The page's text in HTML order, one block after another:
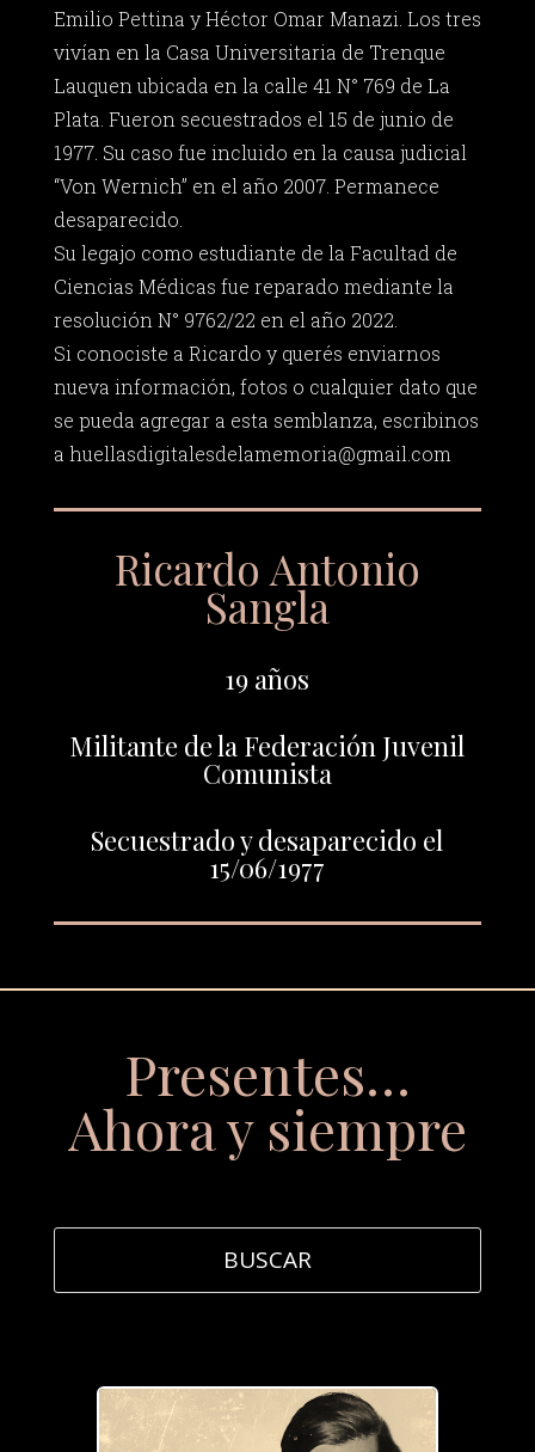
Emilio Pettina y Héctor Omar Manazi. Los tres
vivían en la Casa Universitaria de Trenque
Lauquen ubicada en la calle 41 N° 769 de La
Plata. Fueron secuestrados el 15 de junio de
1977. Su caso fue incluido en la causa judicial
“Von Wernich” en el año 2007. Permanece
desaparecido.
Su legajo como estudiante de la Facultad de
Ciencias Médicas fue reparado mediante la
resolución N° 9762/22 en el año 2022.
Si conociste a Ricardo y querés enviarnos
nueva información, fotos o cualquier dato que
se pueda agregar a esta semblanza, escribinos
a huellasdigitalesdelamemoria@gmail.com
Ricardo Antonio
Sangla
19 años
Militante de la Federación Juvenil
Comunista
Secuestrado y desaparecido el
15/06/1977
Presentes…
Ahora y siempre